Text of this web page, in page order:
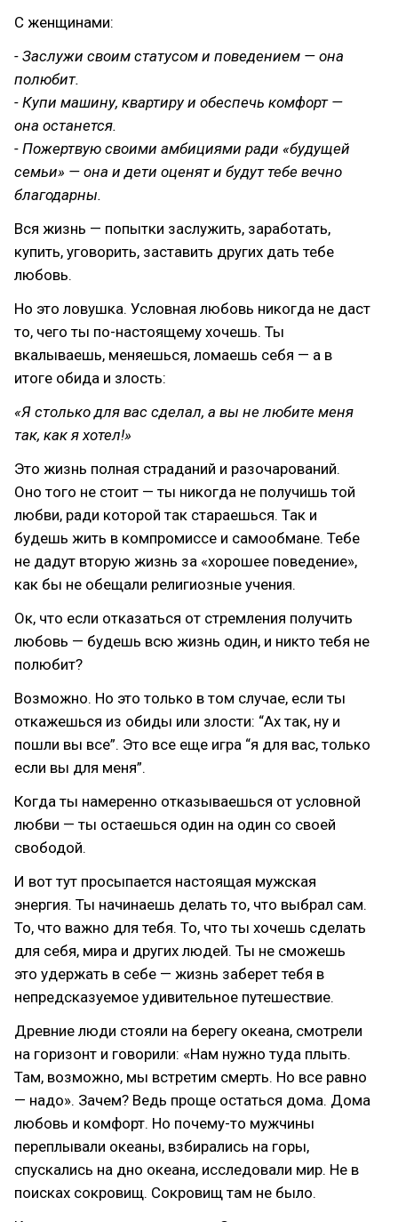
С женщинами:
- Заслужи своим статусом и поведением — она
полюбит.
- Купи машину, квартиру и обеспечь комфорт —
она останется.
- Пожертвую своими амбициями ради «будущей
семьи» — она и дети оценят и будут тебе вечно
благодарны.
Вся жизнь — попытки заслужить, заработать,
купить, уговорить, заставить других дать тебе
любовь.
Но это ловушка. Условная любовь никогда не даст
то, чего ты по-настоящему хочешь. Ты
вкалываешь, меняешься, ломаешь себя — а в
итоге обида и злость:
«Я столько для вас сделал, а вы не любите меня
так, как я хотел!»
Это жизнь полная страданий и разочарований.
Оно того не стоит — ты никогда не получишь той
любви, ради которой так стараешься. Так и
будешь жить в компромиссе и самообмане. Тебе
не дадут вторую жизнь за «хорошее поведение»,
как бы не обещали религиозные учения.
Ок, что если отказаться от стремления получить
любовь — будешь всю жизнь один, и никто тебя не
полюбит?
Возможно. Но это только в том случае, если ты
откажешься из обиды или злости: “Ах так, ну и
пошли вы все”. Это все еще игра “я для вас, только
если вы для меня”.
Когда ты намеренно отказываешься от условной
любви — ты остаешься один на один со своей
свободой.
И вот тут просыпается настоящая мужская
энергия. Ты начинаешь делать то, что выбрал сам.
То, что важно для тебя. То, что ты хочешь сделать
для себя, мира и других людей. Ты не сможешь
это удержать в себе — жизнь заберет тебя в
непредсказуемое удивительное путешествие.
Древние люди стояли на берегу океана, смотрели
на горизонт и говорили: «Нам нужно туда плыть.
Там, возможно, мы встретим смерть. Но все равно
— надо». Зачем? Ведь проще остаться дома. Дома
любовь и комфорт. Но почему-то мужчины
переплывали океаны, взбирались на горы,
спускались на дно океана, исследовали мир. Не в
поисках сокровищ. Сокровищ там не было.